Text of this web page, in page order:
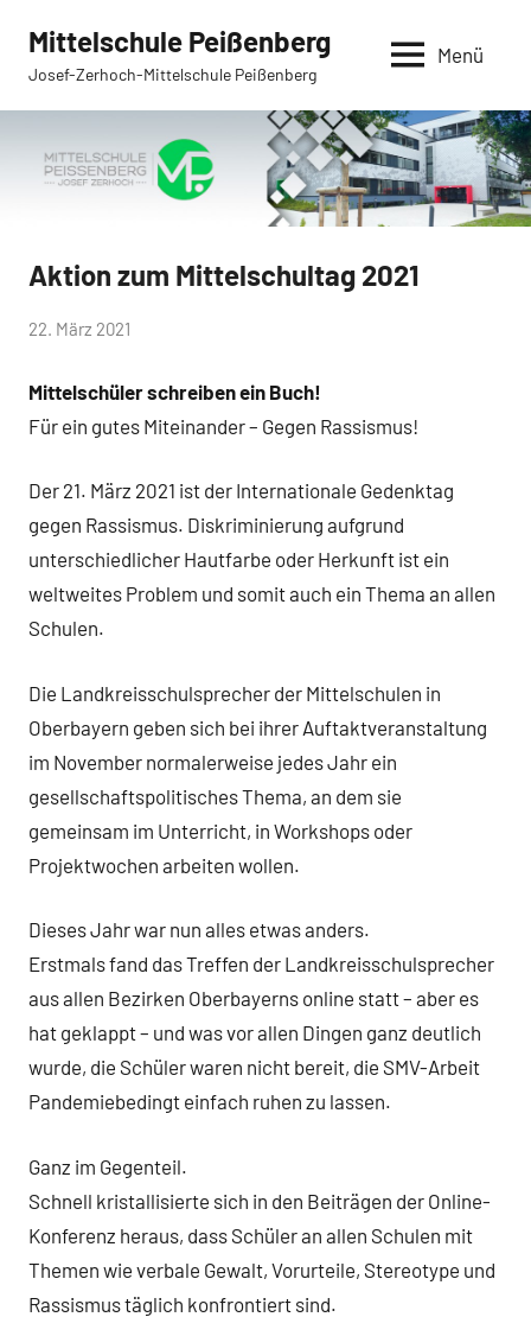
Inhalt
springen
Mittelschule Peißenberg
Josef-Zerhoch-Mittelschule Peißenberg
Menü
Allgemein
Aktion zum Mittelschultag 2021
von
Peißenberg
22. März 2021
Mittelschüler schreiben ein Buch!
Für ein gutes Miteinander – Gegen Rassismus!
Der 21. März 2021 ist der Internationale Gedenktag
gegen Rassismus. Diskriminierung aufgrund
unterschiedlicher Hautfarbe oder Herkunft ist ein
weltweites Problem und somit auch ein Thema an allen
Schulen.
Die Landkreisschulsprecher der Mittelschulen in
Oberbayern geben sich bei ihrer Auftaktveranstaltung
im November normalerweise jedes Jahr ein
gesellschaftspolitisches Thema, an dem sie
gemeinsam im Unterricht, in Workshops oder
Projektwochen arbeiten wollen.
Dieses Jahr war nun alles etwas anders.
Erstmals fand das Treffen der Landkreisschulsprecher
aus allen Bezirken Oberbayerns online statt – aber es
hat geklappt – und was vor allen Dingen ganz deutlich
wurde, die Schüler waren nicht bereit, die SMV-Arbeit
Pandemiebedingt einfach ruhen zu lassen.
Ganz im Gegenteil.
Schnell kristallisierte sich in den Beiträgen der Online-
Konferenz heraus, dass Schüler an allen Schulen mit
Themen wie verbale Gewalt, Vorurteile, Stereotype und
Rassismus täglich konfrontiert sind.